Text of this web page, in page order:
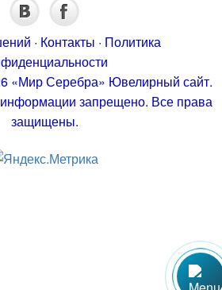
· Контакты · Политика
«Мир Серебра» Ювелирный сайт.
запрещено. Все права
защищены.